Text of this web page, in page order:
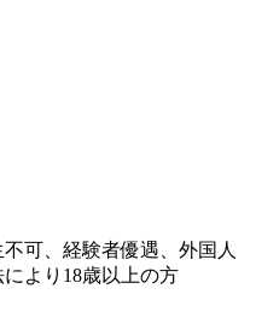
可、経験者優遇、外国人
より18歳以上の方